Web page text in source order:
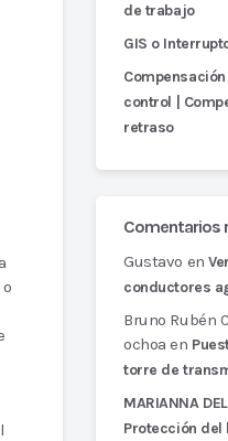
de trabajo
GIS o
control |
retraso
Comentarios
Gustavo en
conductores
Bruno Rubén
ochoa en
torre de
MARIANNA
Protección del